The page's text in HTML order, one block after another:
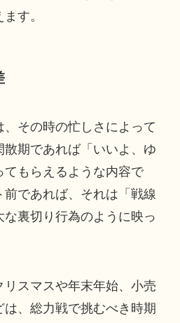
す。
その時の忙しさによって
期であれば「いいよ、ゆ
てもらえるような内容で
前であれば、それは「戦線
裏切り行為のように映っ
スマスや年末年始、小売
、総力戦で挑むべき時期